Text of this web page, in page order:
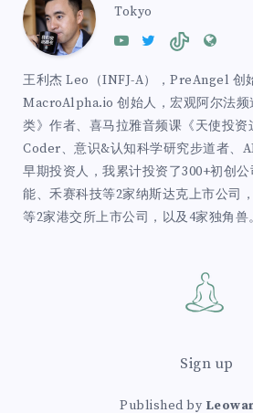
Tokyo
王利杰 Leo（INFJ-A），PreAngel 创
MacroAlpha.io 创始人，宏观阿尔法频
类》作者、喜马拉雅音频课《天使投
Coder、意识&认知科学研究步道者、
早期投资人，我累计投资了300+初创
能、禾赛科技等2家纳斯达克上市公司
等2家港交所上市公司，以及4家独角兽。
Sign up
Published by